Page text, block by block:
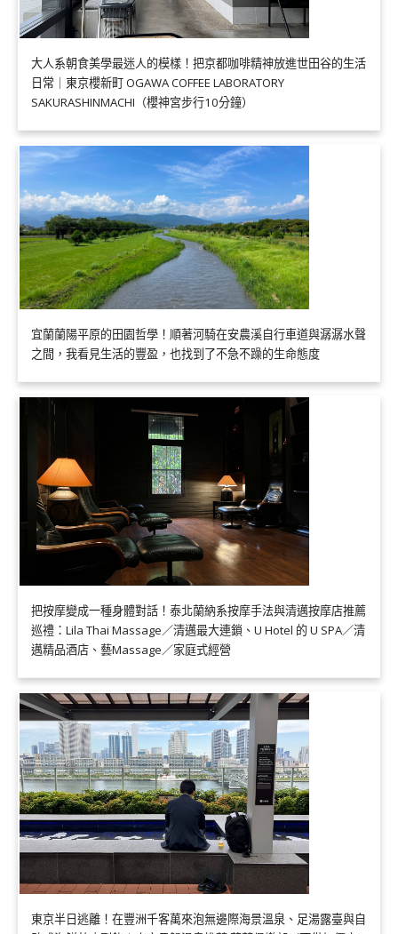
大人系朝食美學最迷人的模樣！把京都咖啡精神放進世田谷的生活
日常｜東京櫻新町 OGAWA COFFEE LABORATORY
SAKURASHINMACHI（櫻神宮步行10分鐘）
宜蘭蘭陽平原的田園哲學！順著河騎在安農溪自行車道與潺潺水聲
之間，我看見生活的豐盈，也找到了不急不躁的生命態度
把按摩變成一種身體對話！泰北蘭納系按摩手法與清邁按摩店推薦
巡禮：Lila Thai Massage／清邁最大連鎖、U Hotel 的 U SPA／清
邁精品酒店、藝Massage／家庭式經營
東京半日逃離！在豐洲千客萬來泡無邊際海景溫泉、足湯露臺與自